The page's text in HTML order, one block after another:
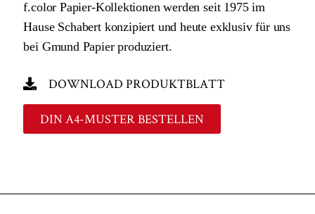
f.color Papier-Kollektionen werden seit 1975 im
Hause Schabert konzipiert und heute exklusiv für uns
bei Gmund Papier produziert.
DOWNLOAD PRODUKTBLATT
DIN A4-MUSTER BESTELLEN